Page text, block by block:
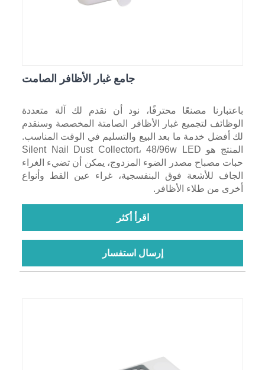
جامع غبار الأظافر الصامت
باعتبارنا مصنعًا محترفًا، نود أن نقدم لك آلة متعددة
الوظائف لتجميع غبار الأظافر الصامتة المخصصة وسنقدم
لك أفضل خدمة ما بعد البيع والتسليم في الوقت المناسب.
المنتج هو Silent Nail Dust Collectort، 48/96w LED
حبات مصباح مصدر الضوء المزدوج، يمكن أن تضيء الغراء
الجاف للأشعة فوق البنفسجية، غراء عين القط وأنواع
أخرى من طلاء الأظافر.
اقرأ أكثر
إرسال استفسار